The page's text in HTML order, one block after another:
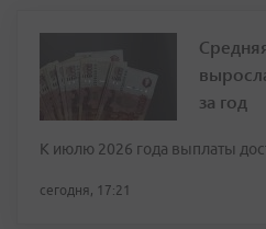
за год
К июлю 2026 года выплаты
сегодня, 17:21